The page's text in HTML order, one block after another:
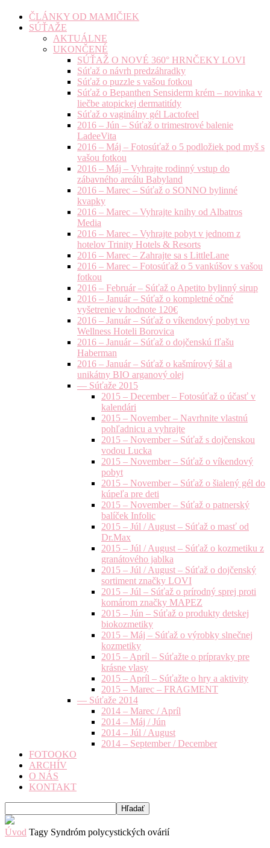
ČLÁNKY OD MAMIČIEK
SÚŤAŽE
AKTUÁLNE
UKONČENÉ
SÚŤAŽ O NOVÉ 360° HRNČEKY LOVI
Súťaž o návrh predzáhradky
Súťaž o puzzle s vašou fotkou
Súťaž o Bepanthen Sensiderm krém – novinka v
liečbe atopickej dermatitídy
Súťaž o vaginálny gél Lactofeel
2016 – Jún – Súťaž o trimestrové balenie
LadeeVita
2016 – Máj – Fotosúťaž o 5 podložiek pod myš s
vašou fotkou
2016 – Máj – Vyhrajte rodinný vstup do
zábavného areálu Babyland
2016 – Marec – Súťaž o SONNO bylinné
kvapky
2016 – Marec – Vyhrajte knihy od Albatros
Media
2016 – Marec – Vyhrajte pobyt v jednom z
hotelov Trinity Hotels & Resorts
2016 – Marec – Zahrajte sa s LittleLane
2016 – Marec – Fotosúťaž o 5 vankúšov s vašou
fotkou
2016 – Február – Súťaž o Apetito bylinný sirup
2016 – Január – Súťaž o kompletné očné
vyšetrenie v hodnote 120€
2016 – Január – Súťaž o víkendový pobyt vo
Wellness Hoteli Borovica
2016 – Január – Súťaž o dojčenskú fľašu
Haberman
2016 – Január – Súťaž o kašmírový šál a
unikátny BIO arganový olej
— Súťaže 2015
2015 – December – Fotosúťaž o účasť v
kalendári
2015 – November – Navrhnite vlastnú
pohľadnicu a vyhrajte
2015 – November – Súťaž s dojčenskou
vodou Lucka
2015 – November – Súťaž o víkendový
pobyt
2015 – November – Súťaž o šialený gél do
kúpeľa pre deti
2015 – November – Súťaž o patnerský
balíček Infolic
2015 – Júl / August – Súťaž o masť od
Dr.Max
2015 – Júl / August – Súťaž o kozmetiku z
granátového jablka
2015 – Júl / August – Súťaž o dojčenský
sortiment značky LOVI
2015 – Júl – Súťaž o prírodný sprej proti
komárom značky MAPEZ
2015 – Jún – Súťaž o produkty detskej
biokozmetiky
2015 – Máj – Súťaž o výrobky slnečnej
kozmetiky
2015 – Apríl – Súťažte o prípravky pre
krásne vlasy
2015 – Apríl – Súťažte o hry a aktivity
2015 – Marec – FRAGMENT
— Súťaže 2014
2014 – Marec / Apríl
2014 – Máj / Jún
2014 – Júl / August
2014 – September / December
FOTOOKO
ARCHÍV
O NÁS
KONTAKT
Úvod Tagy Syndróm polycystických ovárií